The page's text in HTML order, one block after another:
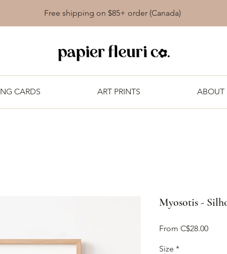
Free shipping on $85+ order (Canada)
CARDS ART PRINTS ABOUT
Myosotis -
From C$28.00Sale
Size *